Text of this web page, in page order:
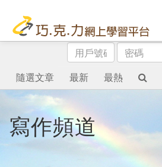
用
戶
號
碼
密
碼
隨選文章
最新 最熱
寫作頻道